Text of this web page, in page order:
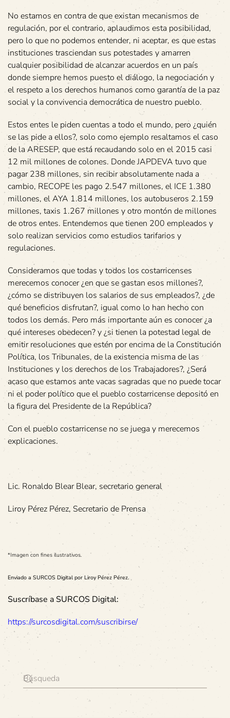
No estamos en contra de que existan mecanismos de
regulación, por el contrario, aplaudimos esta posibilidad,
pero lo que no podemos entender, ni aceptar, es que estas
instituciones trasciendan sus potestades y amarren
cualquier posibilidad de alcanzar acuerdos en un país
donde siempre hemos puesto el diálogo, la negociación y
el respeto a los derechos humanos como garantía de la paz
social y la convivencia democrática de nuestro pueblo.
Estos entes le piden cuentas a todo el mundo, pero ¿quién
se las pide a ellos?, solo como ejemplo resaltamos el caso
de la ARESEP, que está recaudando solo en el 2015 casi
12 mil millones de colones. Donde JAPDEVA tuvo que
pagar 238 millones, sin recibir absolutamente nada a
cambio, RECOPE les pago 2.547 millones, el ICE 1.380
millones, el AYA 1.814 millones, los autobuseros 2.159
millones, taxis 1.267 millones y otro montón de millones
de otros entes. Entendemos que tienen 200 empleados y
solo realizan servicios como estudios tarifarios y
regulaciones.
Consideramos que todas y todos los costarricenses
merecemos conocer ¿en que se gastan esos millones?,
¿cómo se distribuyen los salarios de sus empleados?, ¿de
qué beneficios disfrutan?, igual como lo han hecho con
todos los demás. Pero más importante aún es conocer ¿a
qué intereses obedecen? y ¿si tienen la potestad legal de
emitir resoluciones que estén por encima de la Constitución
Política, los Tribunales, de la existencia misma de las
Instituciones y los derechos de los Trabajadores?, ¿Será
acaso que estamos ante vacas sagradas que no puede tocar
ni el poder político que el pueblo costarricense depositó en
la figura del Presidente de la República?
Con el pueblo costarricense no se juega y merecemos
explicaciones.
Lic. Ronaldo Blear Blear, secretario general
Liroy Pérez Pérez, Secretario de Prensa
*Imagen con fines ilustrativos.
Enviado a SURCOS Digital por Liroy Pérez Pérez.
Suscríbase a SURCOS Digital:
https://surcosdigital.com/suscribirse/